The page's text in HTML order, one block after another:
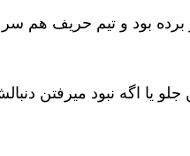
بود و تیم حریف هم سر
یا اگه نبود میرفتن